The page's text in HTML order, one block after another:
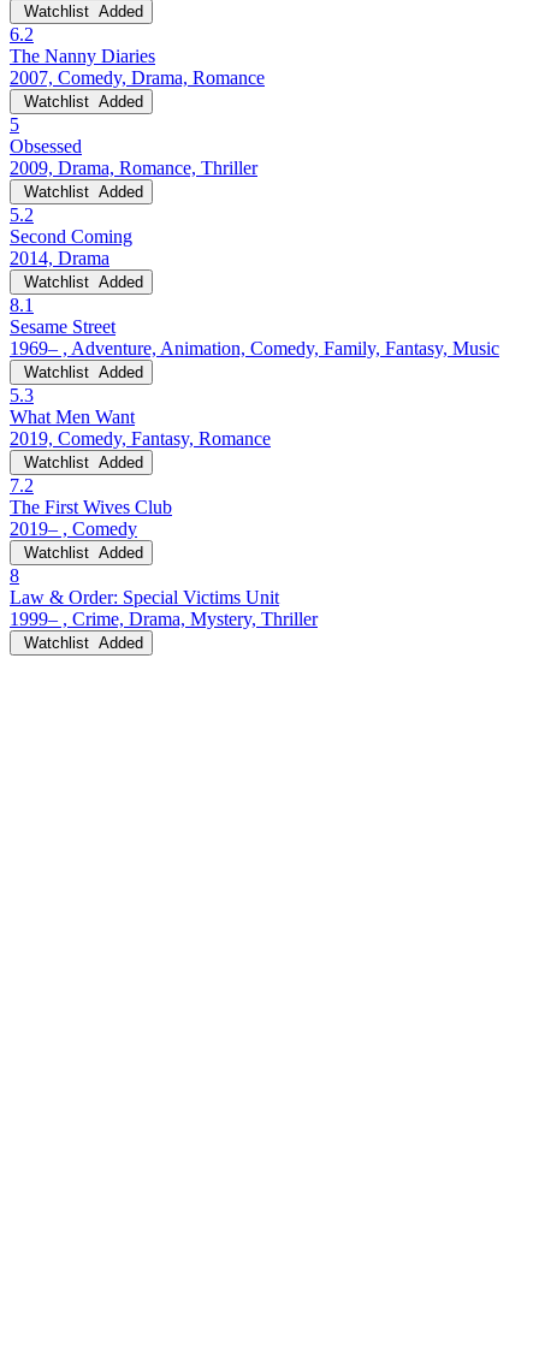
Watchlist Added
6.2
The Nanny Diaries
2007, Comedy, Drama, Romance
Watchlist Added
5
Obsessed
2009, Drama, Romance, Thriller
Watchlist Added
5.2
Second Coming
2014, Drama
Watchlist Added
8.1
Sesame Street
1969– , Adventure, Animation, Comedy, Family, Fantasy, Music
Watchlist Added
5.3
What Men Want
2019, Comedy, Fantasy, Romance
Watchlist Added
7.2
The First Wives Club
2019– , Comedy
Watchlist Added
8
Law & Order: Special Victims Unit
1999– , Crime, Drama, Mystery, Thriller
Watchlist Added